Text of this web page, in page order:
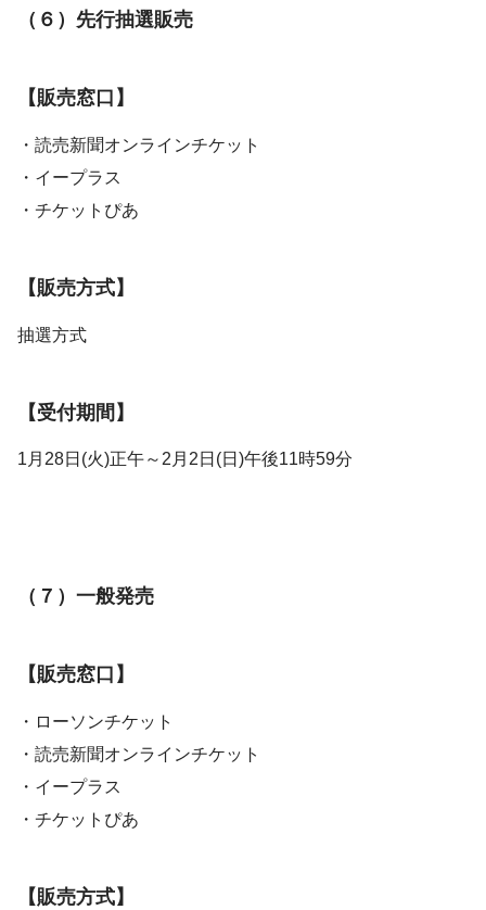
（６）先行抽選販売
【販売窓口】
・読売新聞オンラインチケット
・イープラス
・チケットぴあ
【販売方式】
抽選方式
【受付期間】
1月28日(火)正午～2月2日(日)午後11時59分
（７）一般発売
【販売窓口】
・ローソンチケット
・読売新聞オンラインチケット
・イープラス
・チケットぴあ
【販売方式】